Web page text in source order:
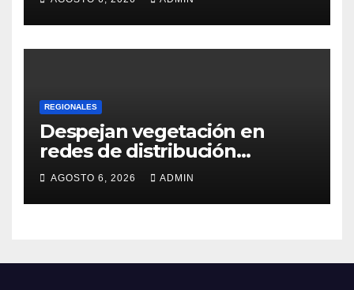
REGIONALES
Despejan vegetación en
redes de distribución
eléctrica
AGOSTO 6, 2026 ADMIN